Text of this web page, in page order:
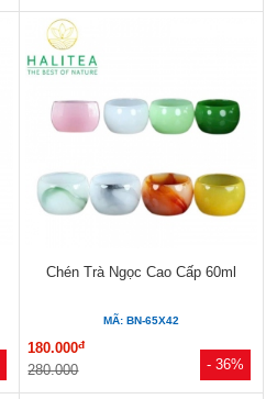
- 36%
Chén Trà Ngọc Cao Cấp 60ml
MÃ: BN-65X42
180.000đ
280.000